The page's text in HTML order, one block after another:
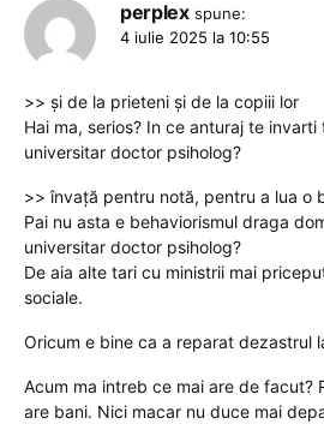
perplex spune:
4 iulie 2025 la 10:55
>> și de la prieteni și de la copiii lor
Hai ma, serios? In ce anturaj te
universitar doctor psiholog?
>> învață pentru notă, pentru a lua o
Pai nu asta e behaviorismul draga
universitar doctor psiholog?
De aia alte tari cu ministrii mai
sociale.
Oricum e bine ca a reparat dezastrul
Acum ma intreb ce mai are de facut?
are bani. Nici macar nu duce mai